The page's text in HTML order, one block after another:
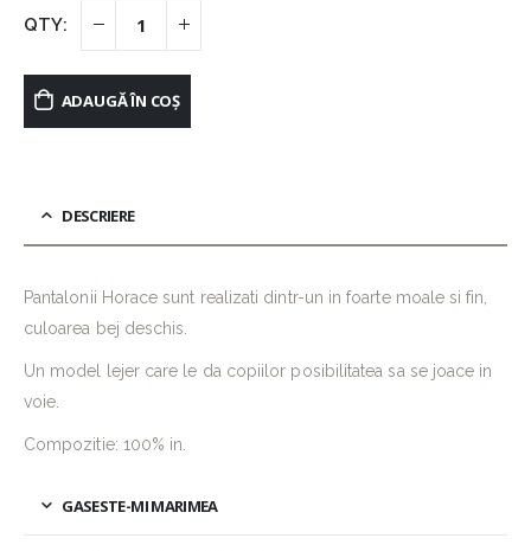
ADAUGĂ ÎN COȘ
DESCRIERE
Pantalonii Horace sunt realizati dintr-un in foarte moale si fin,
culoarea bej deschis.
Un model lejer care le da copiilor posibilitatea sa se joace in
voie.
Compozitie: 100% in.
GASESTE-MI MARIMEA